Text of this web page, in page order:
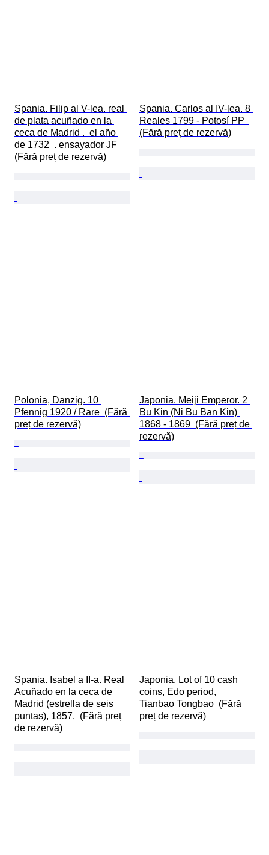
Spania. Filip al V-lea. real
de plata acuñado en la
ceca de Madrid .  el año
de 1732  . ensayador JF
(Fără preț de rezervă)
Spania. Carlos al IV-lea. 8
Reales 1799 - Potosí PP
(Fără preț de rezervă)
Polonia, Danzig. 10
Pfennig 1920 / Rare  (Fără
preț de rezervă)
Japonia. Meiji Emperor. 2
Bu Kin (Ni Bu Ban Kin)
1868 - 1869  (Fără preț de
rezervă)
Spania. Isabel a II-a. Real
Acuñado en la ceca de
Madrid (estrella de seis
puntas), 1857.  (Fără preț
de rezervă)
Japonia. Lot of 10 cash
coins, Edo period,
Tianbao Tongbao  (Fără
preț de rezervă)